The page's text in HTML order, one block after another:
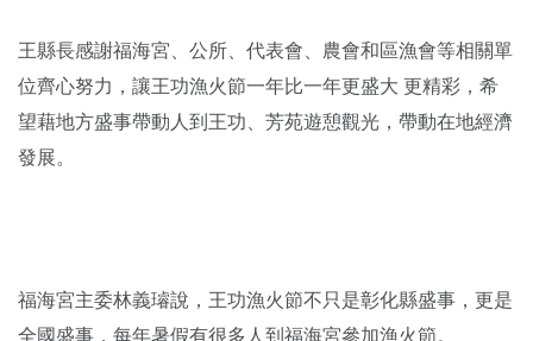
王縣長感謝福海宮、公所、代表會、農會和區漁會等相關單
位齊心努力，讓王功漁火節一年比一年更盛大 更精彩，希
望藉地方盛事帶動人到王功、芳苑遊憩觀光，帶動在地經濟
發展。
福海宮主委林義璿說，王功漁火節不只是彰化縣盛事，更是
全國盛事，每年暑假有很多人到福海宮參加漁火節。